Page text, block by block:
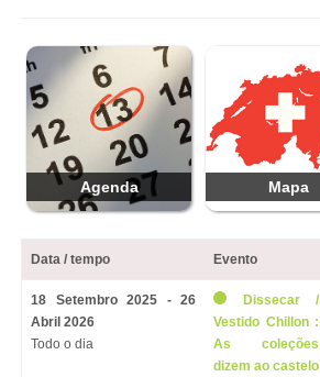
Agenda Mapa
Data / tempo Evento
18 Setembro 2025 - 26
Abril 2026
Todo o dia
Dissecar /
Vestido Chillon :
As coleções
dizem ao castelo